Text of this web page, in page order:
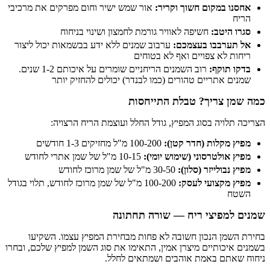
אחסנו במקום חשוך וקריר: אור שמש ישיר וחום מפרקים את מרכיבי
הריח
סגרו היטב: חשיפה לאוויר גורמת לחמצון ושינוי בניחוח
אל תערבבו בעצמכם: ערבוב שמנים ללא ידע בבשמאות יכול ליצור
ריחות לא צפויים ואף לא בטוחים
בדקו תוקף:
רוב השמנים הריחניים שומרים על איכותם 1-2 שנים.
שמנים אתריים טהורים (כמו לבנדר) יכולים להחזיק יותר
כמה שמן צריך? טבלת התייחסות
הצריכה תלויה בסוג המפיץ, גודל החלל ועוצמת הריח הרצויה:
מפיץ מקלות (חדר קטן):
מפיץ אולטרסוני (שימוש יומי):
מפיץ נבולייזר (סלון):
מפיץ מקצועי לעסק:
100-200 מ"ל של שמן מרוכז לחודש, תלוי בגודל
השטח
שמנים למפיצי ריח — שורה תחתונה
בחירת השמן הנכון חשובה לא פחות מבחירת המפיץ עצמו. השקיעו
בשמנים איכותיים מיצרן אמין, התאימו את סוג השמן למפיץ שלכם, ובחרו
ניחוח שאתם באמת אוהבים ושמתאים לחלל.